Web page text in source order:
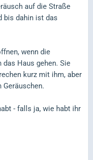
auf die Straße
bis dahin ist das
wenn die
das Haus gehen. Sie
kurz mit ihm, aber
- falls ja, wie habt ihr